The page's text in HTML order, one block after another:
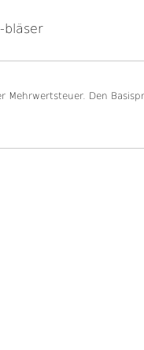
bläser
Mehrwertsteuer. Den